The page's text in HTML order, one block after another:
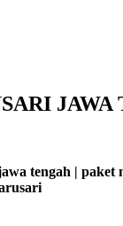
JAWA
tengah |